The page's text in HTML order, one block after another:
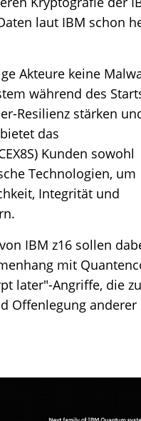
laut IBM schon
Akteure keine
während des
Resilienz stärken
das
Kunden sowohl
Technologien, um
Integrität und
IBM z16 sollen
mit
later"-Angriffe, die zu
Offenlegung